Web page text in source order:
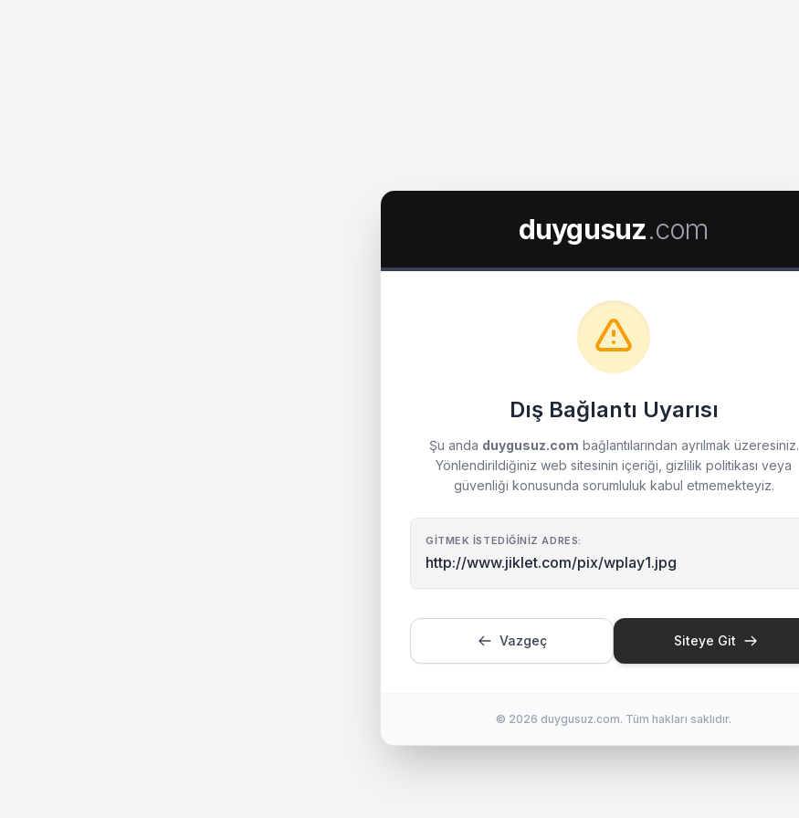
duygusuz.com
Dış Bağlantı Uyarısı
Şu anda duygusuz.com bağlantılarından ayrılmak üzeresiniz.
Yönlendirildiğiniz web sitesinin içeriği, gizlilik politikası veya
güvenliği konusunda sorumluluk kabul etmemekteyiz.
GITMEK İSTEDIĞINIZ ADRES:
http://www.jiklet.com/pix/wplay1.jpg
Vazgeç Siteye Git
© 2026 duygusuz.com. Tüm hakları saklıdır.